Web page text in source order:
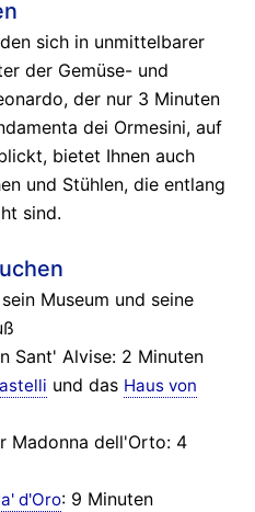
sich in unmittelbarer
der Gemüse- und
der nur 3 Minuten
dei Ormesini, auf
bietet Ihnen auch
und Stühlen, die entlang
sind.
Museum und seine
Sant' Alvise: 2 Minuten
und das Haus von
Madonna dell'Orto: 4
d'Oro: 9 Minuten